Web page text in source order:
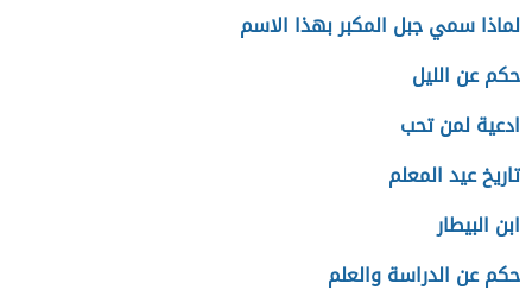
لماذا سمي جبل المكبر بهذا الاسم
حكم عن الليل
ادعية لمن تحب
تاريخ عيد المعلم
ابن البيطار
حكم عن الدراسة والعلم